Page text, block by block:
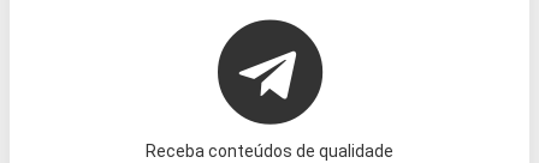
Receba conteúdos de qualidade